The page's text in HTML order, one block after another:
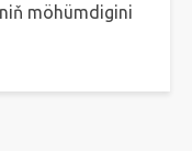
möhümdigini